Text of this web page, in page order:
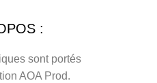
:
sont portés
AOA Prod.